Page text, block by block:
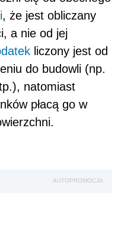
, że jest obliczany
a nie od jej
liczony jest od
do budowli (np.
natomiast
płacą go w
AUTOPROMOCJA